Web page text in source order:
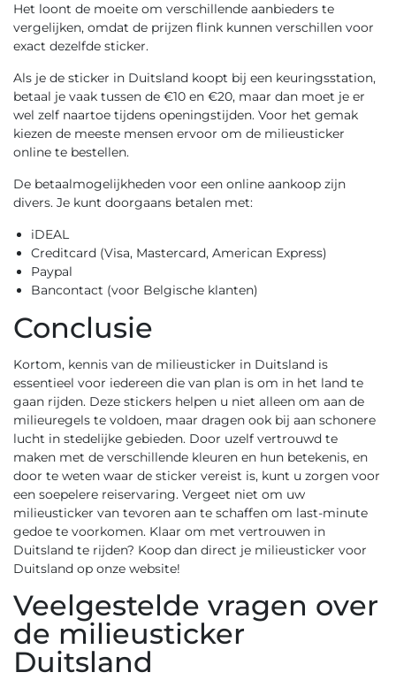
Het loont de moeite om verschillende aanbieders te
vergelijken, omdat de prijzen flink kunnen verschillen voor
exact dezelfde sticker.
Als je de sticker in Duitsland koopt bij een keuringsstation,
betaal je vaak tussen de €10 en €20, maar dan moet je er
wel zelf naartoe tijdens openingstijden. Voor het gemak
kiezen de meeste mensen ervoor om de milieusticker
online te bestellen.
De betaalmogelijkheden voor een online aankoop zijn
divers. Je kunt doorgaans betalen met:
iDEAL
Creditcard (Visa, Mastercard, American Express)
Paypal
Bancontact (voor Belgische klanten)
Conclusie
Kortom, kennis van de milieusticker in Duitsland is
essentieel voor iedereen die van plan is om in het land te
gaan rijden. Deze stickers helpen u niet alleen om aan de
milieuregels te voldoen, maar dragen ook bij aan schonere
lucht in stedelijke gebieden. Door uzelf vertrouwd te
maken met de verschillende kleuren en hun betekenis, en
door te weten waar de sticker vereist is, kunt u zorgen voor
een soepelere reiservaring. Vergeet niet om uw
milieusticker van tevoren aan te schaffen om last-minute
gedoe te voorkomen. Klaar om met vertrouwen in
Duitsland te rijden? Koop dan direct je milieusticker voor
Duitsland op onze website!
Veelgestelde vragen over
de milieusticker
Duitsland